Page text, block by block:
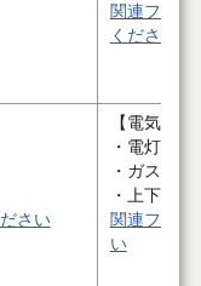
関連ファイ
ください
さい
【電気・
・電灯、
・ガス供
・上下水
関連ファイ
い